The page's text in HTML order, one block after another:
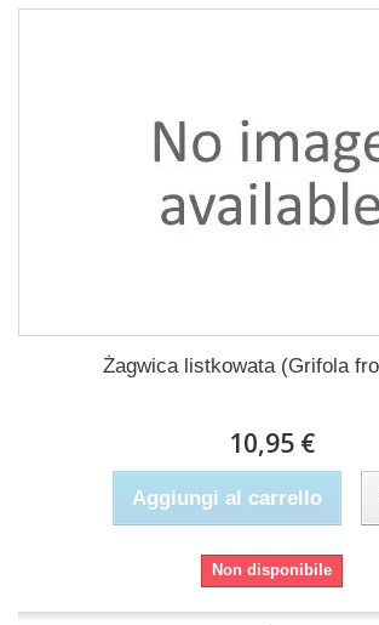
Żagwica listkowata (Grifola
10,95 €
Aggiungi al carrello
Non disponibile